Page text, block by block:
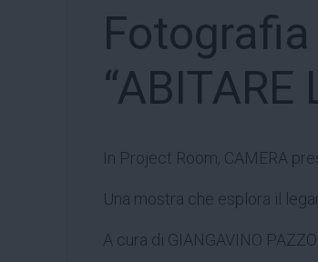
Fotografia
“ABITARE
In Project Room, CAMERA
Una mostra che esplora il
A cura di GIANGAVINO